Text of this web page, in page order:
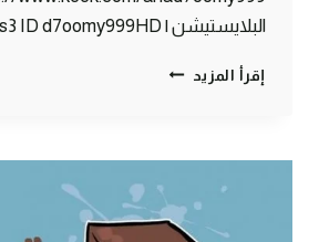
البلايستيشن | ps3 ID d7oomy999HD
إقرأ المزيد ماين
ظلم
65#